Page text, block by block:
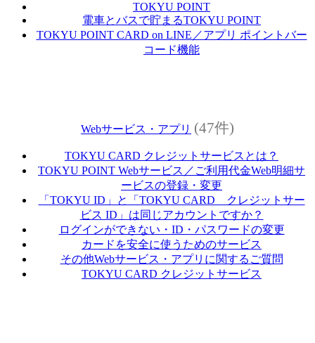
TOKYU POINT
電車とバスで貯まるTOKYU POINT
TOKYU POINT CARD on LINE／アプリ ポイントバー
コード機能
Webサービス・アプリ (47件)
TOKYU CARD クレジットサービスとは？
TOKYU POINT Webサービス／ご利用代金Web明細サ
ービスの登録・変更
「TOKYU ID」と「TOKYU CARD クレジットサー
ビス ID」は同じアカウントですか？
ログインができない・ID・パスワードの変更
カードを安全に使うためのサービス
その他Webサービス・アプリに関するご質問
TOKYU CARD クレジットサービス